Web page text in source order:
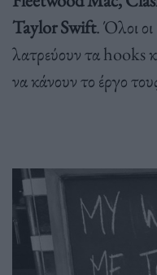
Taylor Swift. Όλοι οι
λατρεύουν τα hooks
να κάνουν το έργο